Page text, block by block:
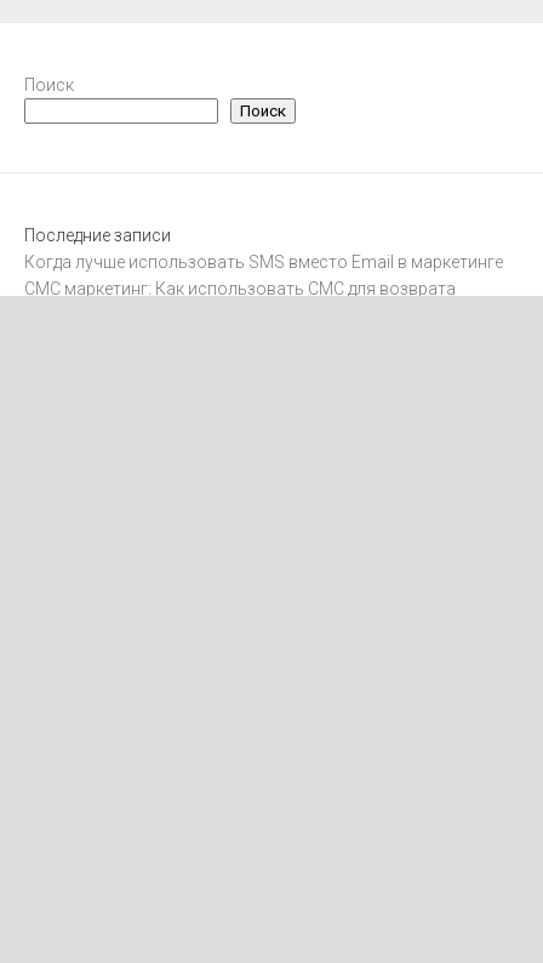
Поиск
Поиск
Последние записи
Когда лучше использовать SMS вместо Email в маркетинге
СМС маркетинг: Как использовать СМС для возврата